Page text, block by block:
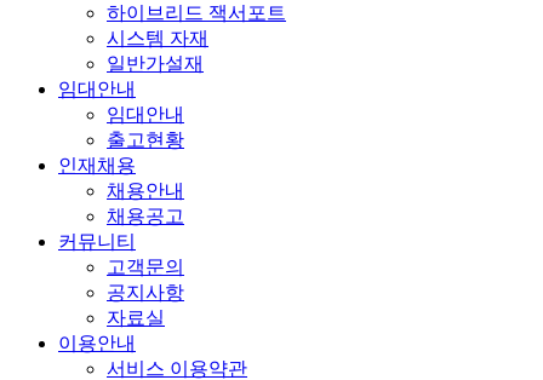
하이브리드 잭서포트
시스템 자재
일반가설재
임대안내
임대안내
출고현황
인재채용
채용안내
채용공고
커뮤니티
고객문의
공지사항
자료실
이용안내
서비스 이용약관